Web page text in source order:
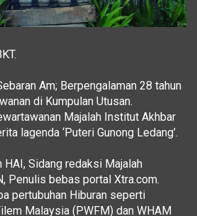
Am; Berpengalaman 28 tahun
di Kumpulan Utusan.
Majalah Institut Akhbar
lagenda ‘Puteri Gunong Ledang’.
HAI, Sidang redaksi Majalah
Penulis bebas portal Xtra.com.
pertubuhan Hiburan seperti
Malaysia (PWFM) dan WHAM